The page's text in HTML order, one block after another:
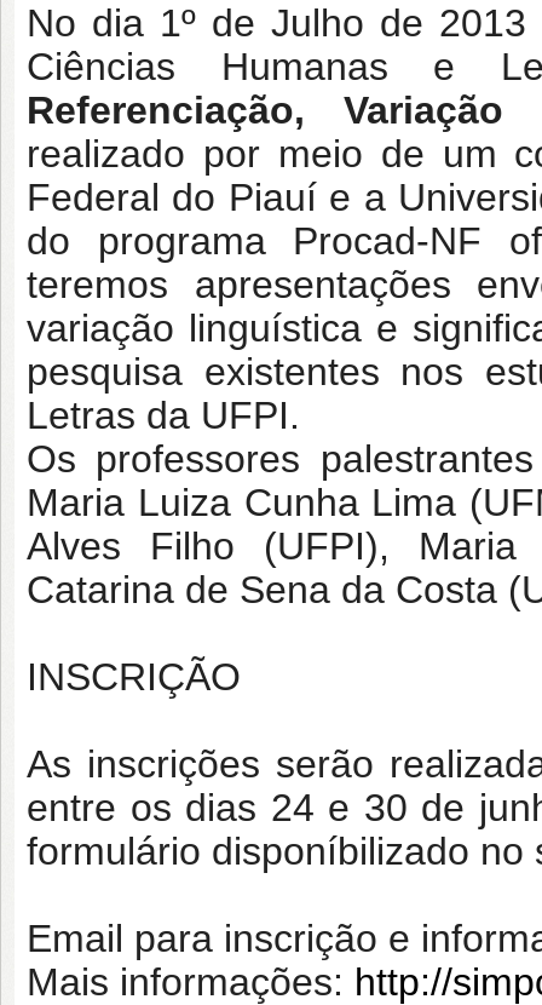
No dia 1º de Julho de
Ciências Humanas e
Referenciação,
realizado por meio de um
Federal do Piauí e a
do programa Procad-NF
teremos apresentações
variação linguística e
pesquisa existentes nos
Letras da UFPI.
Os professores
Maria Luiza Cunha Lima
Alves Filho (UFPI),
Catarina de Sena da Costa
INSCRIÇÃO
As inscrições serão
entre os dias 24 e 30 de
formulário disponíbilizado no
Email para inscrição e
Mais informações: http://